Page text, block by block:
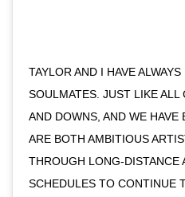
TAYLOR AND I HAVE
SOULMATES. JUST LIKE ALL
AND DOWNS, AND WE HAVE
ARE BOTH AMBITIOUS
THROUGH LONG-DISTANCE
SCHEDULES TO CONTINUE